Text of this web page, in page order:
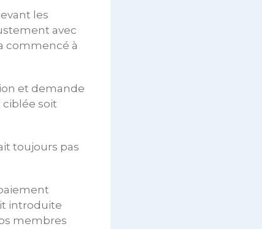
les
avec
commencé à
et demande
ciblée soit
toujours pas
introduite
membres